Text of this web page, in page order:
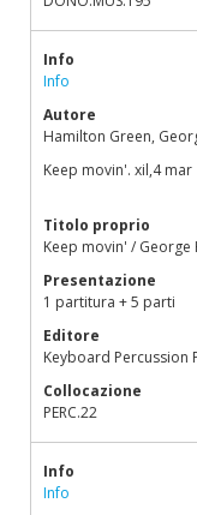
Info
Info
Autore
Hamilton Green,
Keep movin'. xil,4 mar
Titolo proprio
Keep movin' / George
Presentazione
1 partitura + 5 parti
Editore
Keyboard Percussion
Collocazione
PERC.22
Info
Info